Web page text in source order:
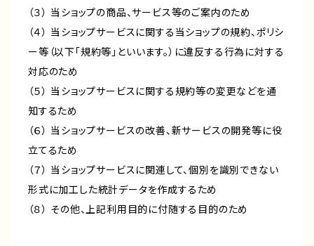
（３） 当ショップの商品、サービス等のご案内のため
（４） 当ショップサービスに関する当ショップの規約、ポリシ
ー等（以下「規約等」といいます。）に違反する行為に対する
対応のため
（５） 当ショップサービスに関する規約等の変更などを通
知するため
（６） 当ショップサービスの改善、新サービスの開発等に役
立てるため
（７） 当ショップサービスに関連して、個別を識別できない
形式に加工した統計データを作成するため
（８） その他、上記利用目的に付随する目的のため